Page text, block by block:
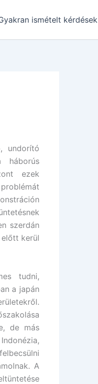
ismételt kérdések
undorító
háborús
ezek
szerdán
kerül
tudni,
a japán
de más
A